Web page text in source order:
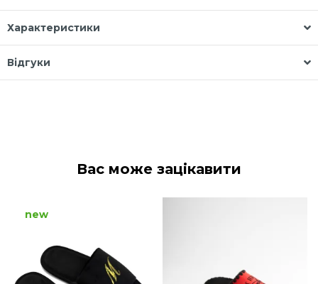
Характеристики
Відгуки
Вас може зацікавити
new